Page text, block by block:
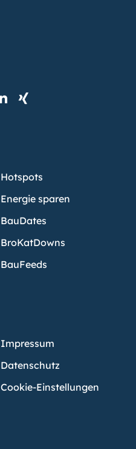
Hotspots
Energie sparen
BauDates
BroKatDowns
BauFeeds
Impressum
Datenschutz
Cookie-Einstellungen